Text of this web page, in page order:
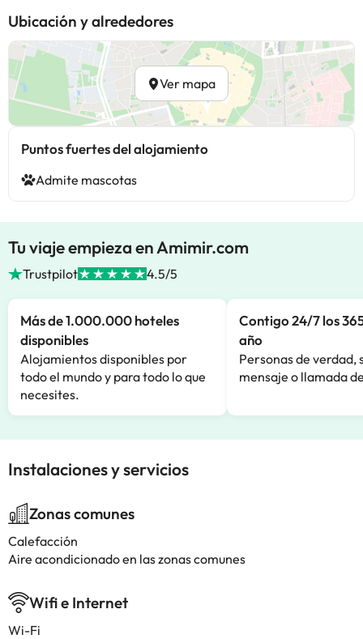
Ubicación y alrededores
Ver mapa
Puntos fuertes del alojamiento
Admite mascotas
Tu viaje empieza en Amimir.com
Trustpilot 4.5/5
Más de 1.000.000 hoteles
disponibles
Alojamientos disponibles por
todo el mundo y para todo lo que
necesites.
Contigo 24/7 los
año
Personas de verdad,
mensaje o llamada
Instalaciones y servicios
Zonas comunes
Calefacción
Aire acondicionado en las zonas comunes
Wifi e Internet
Wi-Fi